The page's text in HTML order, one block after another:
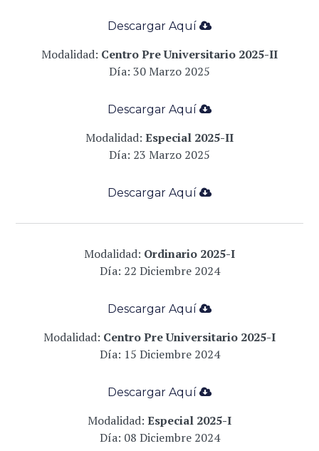
Descargar Aquí
Modalidad: Centro Pre Universitario 2025-II
Día: 30 Marzo 2025
Descargar Aquí
Modalidad: Especial 2025-II
Día: 23 Marzo 2025
Descargar Aquí
Modalidad: Ordinario 2025-I
Día: 22 Diciembre 2024
Descargar Aquí
Modalidad: Centro Pre Universitario 2025-I
Día: 15 Diciembre 2024
Descargar Aquí
Modalidad: Especial 2025-I
Día: 08 Diciembre 2024